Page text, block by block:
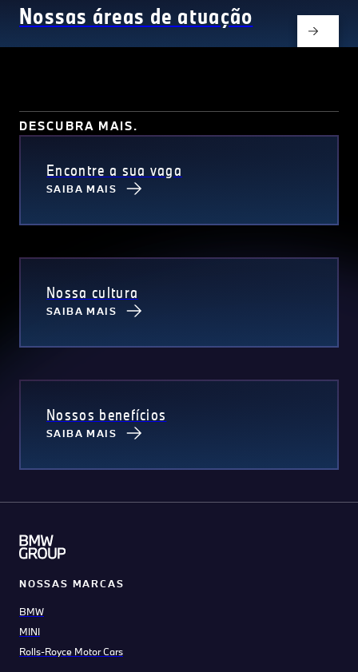
Nossas áreas de atuação
DESCUBRA MAIS.
Encontre a sua vaga
SAIBA MAIS
Nossa cultura
SAIBA MAIS
Nossos benefícios
SAIBA MAIS
NOSSAS MARCAS
BMW
MINI
Rolls-Royce Motor Cars